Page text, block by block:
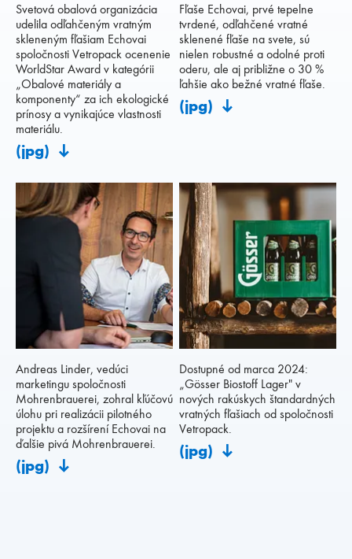
Svetová obalová organizácia
udelila odľahčeným vratným
skleneným fľašiam Echovai
spoločnosti Vetropack ocenenie
WorldStar Award v kategórii
„Obalové materiály a
komponenty“ za ich ekologické
prínosy a vynikajúce vlastnosti
materiálu.
(jpg)
Fľaše Echovai, prvé tepelne
tvrdené, odľahčené vratné
sklenené fľaše na svete, sú
nielen robustné a odolné proti
oderu, ale aj približne o 30 %
ľahšie ako bežné vratné fľaše.
(jpg)
Andreas Linder, vedúci
marketingu spoločnosti
Mohrenbrauerei, zohral kľúčovú
úlohu pri realizácii pilotného
projektu a rozšírení Echovai na
ďalšie pivá Mohrenbrauerei.
(jpg)
Dostupné od marca 2024:
„Gösser Biostoff Lager" v
nových rakúskych štandardných
vratných fľašiach od spoločnosti
Vetropack.
(jpg)